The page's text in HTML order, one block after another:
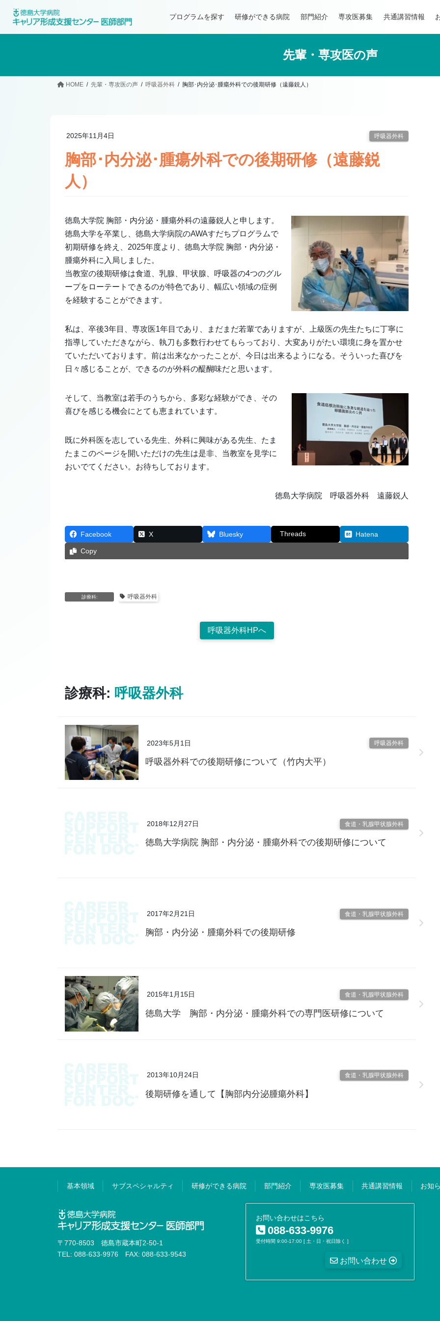
プログラムを探す 研修ができる病院 部門紹介 専攻医募集 共通講習情報
先輩・専攻医の声
HOME 先輩・専攻医の声 呼吸器外科 胸部･内分泌･腫瘍外科での後期研修（遠藤鋭人）
2025年11月4日 呼吸器外科
胸部･内分泌･腫瘍外科での後期研修（遠藤鋭
人）
徳島大学院 胸部・内分泌・腫瘍外科の遠藤鋭人と申します。
徳島大学を卒業し、徳島大学病院のAWAすだちプログラムで
初期研修を終え、2025年度より、徳島大学院 胸部・内分泌・
腫瘍外科に入局しました。
当教室の後期研修は食道、乳腺、甲状腺、呼吸器の4つのグル
ープをローテートできるのが特色であり、幅広い領域の症例
を経験することができます。
私は、卒後3年目、専攻医1年目であり、まだまだ若輩でありますが、上級医の先生たちに丁寧に
指導していただきながら、執刀も多数行わせてもらっており、大変ありがたい環境に身を置かせ
ていただいております。前は出来なかったことが、今日は出来るようになる。そういった喜びを
日々感じることが、できるのが外科の醍醐味だと思います。
そして、当教室は若手のうちから、多彩な経験ができ、その
喜びを感じる機会にとても恵まれています。
既に外科医を志している先生、外科に興味がある先生、たま
たまこのページを開いただけの先生は是非、当教室を見学に
おいでてください。お待ちしております。
徳島大学病院 呼吸器外科 遠藤鋭人
Facebook X Bluesky Threads Hatena
Copy
診療科: 呼吸器外科
呼吸器外科HPへ
診療科: 呼吸器外科
2023年5月1日 呼吸器外科
呼吸器外科での後期研修について（竹内大平）
2018年12月27日 食道・乳腺甲状腺外科
徳島大学病院 胸部・内分泌・腫瘍外科での後期研修について
2017年2月21日 食道・乳腺甲状腺外科
胸部・内分泌・腫瘍外科での後期研修
2015年1月15日 食道・乳腺甲状腺外科
徳島大学 胸部・内分泌・腫瘍外科での専門医研修について
2013年10月24日 食道・乳腺甲状腺外科
後期研修を通して【胸部内分泌腫瘍外科】
基本領域 サブスペシャルティ 研修ができる病院 部門紹介 専攻医募集 共通講習情報 お知
〒770-8503 徳島市蔵本町2-50-1
TEL: 088-633-9976 FAX: 088-633-9543
お問い合わせはこちら
088-633-9976
受付時間 9:00-17:00 [ 土・日・祝日除く ]
お問い合わせ